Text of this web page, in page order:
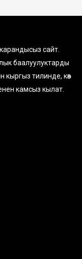
сайт.
баалуулуктарды
тилинде, көз
камсыз кылат.